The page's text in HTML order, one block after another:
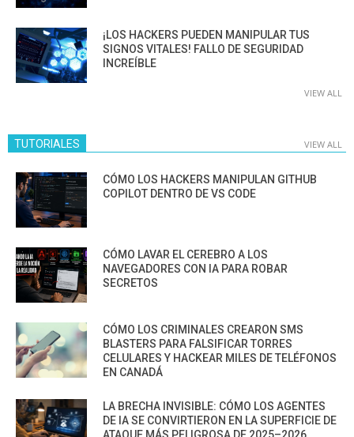
¡LOS HACKERS PUEDEN MANIPULAR TUS
SIGNOS VITALES! FALLO DE SEGURIDAD
INCREÍBLE
VIEW ALL
TUTORIALES VIEW ALL
CÓMO LOS HACKERS MANIPULAN GITHUB
COPILOT DENTRO DE VS CODE
CÓMO LAVAR EL CEREBRO A LOS
NAVEGADORES CON IA PARA ROBAR
SECRETOS
CÓMO LOS CRIMINALES CREARON SMS
BLASTERS PARA FALSIFICAR TORRES
CELULARES Y HACKEAR MILES DE TELÉFONOS
EN CANADÁ
LA BRECHA INVISIBLE: CÓMO LOS AGENTES
DE IA SE CONVIRTIERON EN LA SUPERFICIE DE